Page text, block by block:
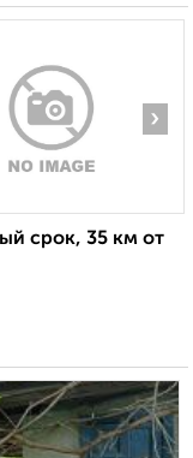
›
срок, 35 км от